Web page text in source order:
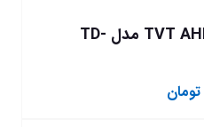
دستگاه ضبط تصاویر TVT AHD مدل TD-
تومان